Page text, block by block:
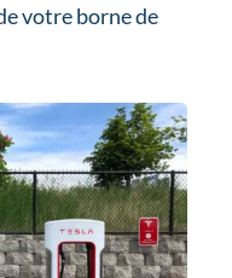
votre borne de